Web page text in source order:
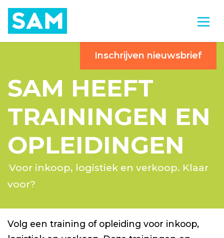
Inschrijven nieuwsbrief
SAM HEEFT
TRAININGEN EN
OPLEIDINGEN
Voor inkoop, logistiek en verkoop. Klaar
voor?
Volg een training of opleiding voor inkoop,